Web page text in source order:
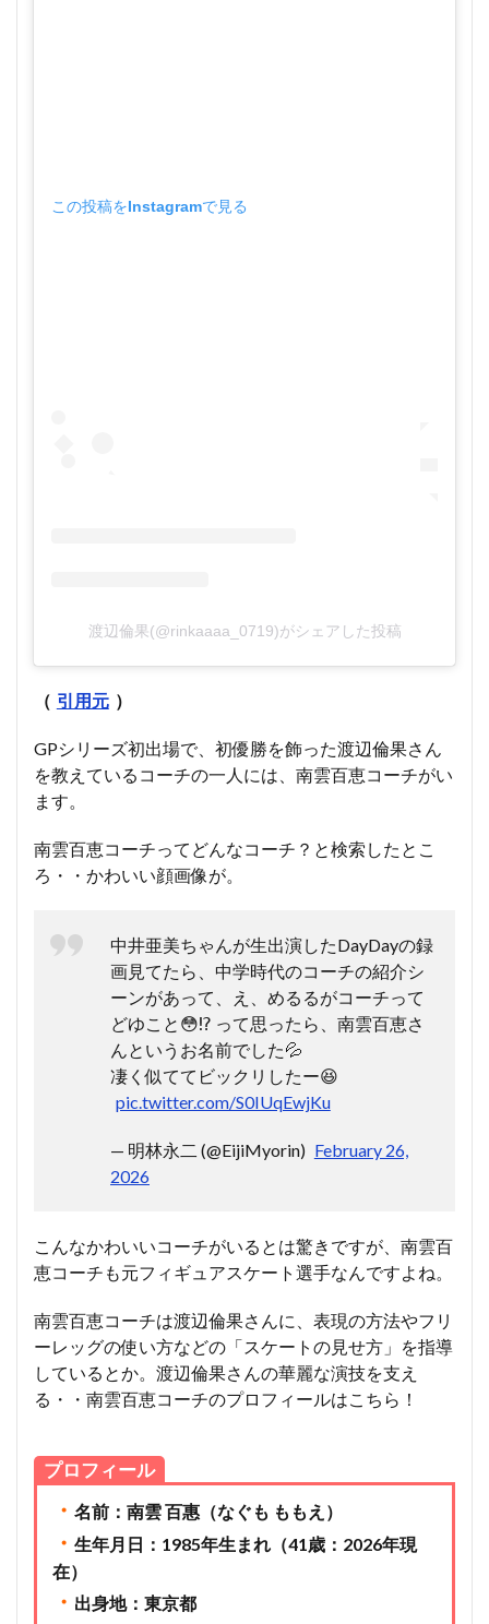
この投稿をInstagramで見る
渡辺倫果(@rinkaaaa_0719)がシェアした投稿
（ 引用元 ）
GPシリーズ初出場で、初優勝を飾った渡辺倫果さん
を教えているコーチの一人には、南雲百恵コーチがい
ます。
南雲百恵コーチってどんなコーチ？と検索したとこ
ろ・・かわいい顔画像が。
中井亜美ちゃんが生出演したDayDayの録
画見てたら、中学時代のコーチの紹介シ
ーンがあって、え、めるるがコーチって
どゆこと😳⁉️ って思ったら、南雲百恵さ
んというお名前でした💦
凄く似ててビックリしたー😆
pic.twitter.com/S0IUqEwjKu
— 明林永二 (@EijiMyorin) February 26,
2026
こんなかわいいコーチがいるとは驚きですが、南雲百
恵コーチも元フィギュアスケート選手なんですよね。
南雲百恵コーチは渡辺倫果さんに、表現の方法やフリ
ーレッグの使い方などの「スケートの見せ方」を指導
しているとか。渡辺倫果さんの華麗な演技を支え
る・・南雲百恵コーチのプロフィールはこちら！
プロフィール
・ 名前：南雲 百惠（なぐも ももえ）
・ 生年月日：1985年生まれ（41歳：2026年現
在）
・ 出身地：東京都